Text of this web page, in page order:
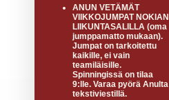
ANUN VETÄMÄT
VIIKKOJUMPAT NOKIAN
LIIKUNTASALILLA (oma
jumppamatto mukaan).
Jumpat on tarkoitettu
kaikille, ei vain
teamiläisille.
Spinningissä on tilaa
9:lle. Varaa pyörä Anulta
tekstiviestillä.